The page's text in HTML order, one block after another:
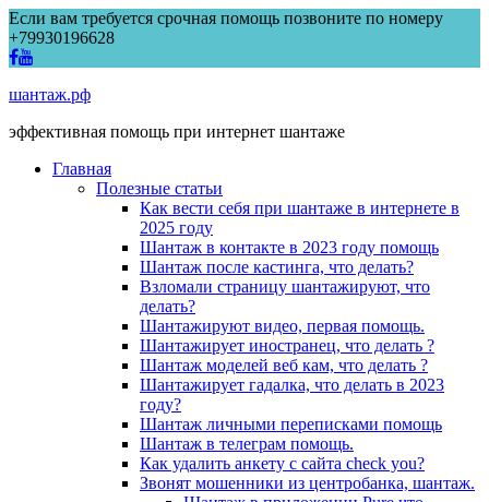
Если вам требуется срочная помощь позвоните по номеру
+79930196628
шантаж.рф
эффективная помощь при интернет шантаже
Главная
Полезные статьи
Как вести себя при шантаже в интернете в
2025 году
Шантаж в контакте в 2023 году помощь
Шантаж после кастинга, что делать?
Взломали страницу шантажируют, что
делать?
Шантажируют видео, первая помощь.
Шантажирует иностранец, что делать ?
Шантаж моделей веб кам, что делать ?
Шантажирует гадалка, что делать в 2023
году?
Шантаж личными переписками помощь
Шантаж в телеграм помощь.
Как удалить анкету с сайта check you?
Звонят мошенники из центробанка, шантаж.